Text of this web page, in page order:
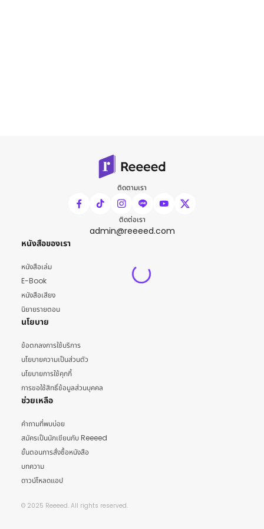
ติดตามเรา
ติดต่อเรา
admin@reeeed.com
หนังสือของเรา
หนังสือเล่ม
E-Book
หนังสือเสียง
นิยายรายตอน
นโยบาย
ข้อตกลงการใช้บริการ
นโยบายความเป็นส่วนตัว
นโยบายการใช้คุกกี้
การขอใช้สิทธิ์ข้อมูลส่วนบุคคล
ช่วยเหลือ
คำถามที่พบบ่อย
สมัครเป็นนักเขียนกับ Reeeed
ขั้นตอนการสั่งซื้อหนังสือ
บทความ
ดาวน์โหลดแอป
© 2025 Reeeed. All rights reserved.